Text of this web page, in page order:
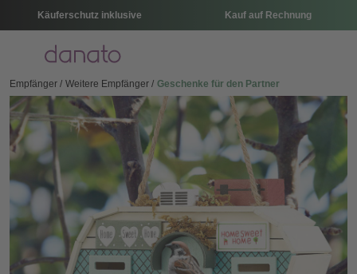
Käuferschutz inklusive Kauf auf Rechnung
Menü
Empfänger Weitere Empfänger Geschenke für den Partner